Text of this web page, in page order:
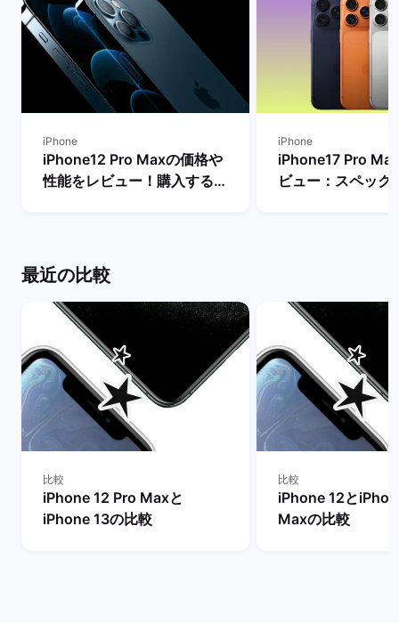
iPhone
iPhone12 Pro Maxの価格や
性能をレビュー！購入するメ
iPhone
iPhone17 Pro
ビュー：スペック
最近の比較
比較
iPhone 12 Pro Maxと
iPhone 13の比較
比較
iPhone 12と
Maxの比較